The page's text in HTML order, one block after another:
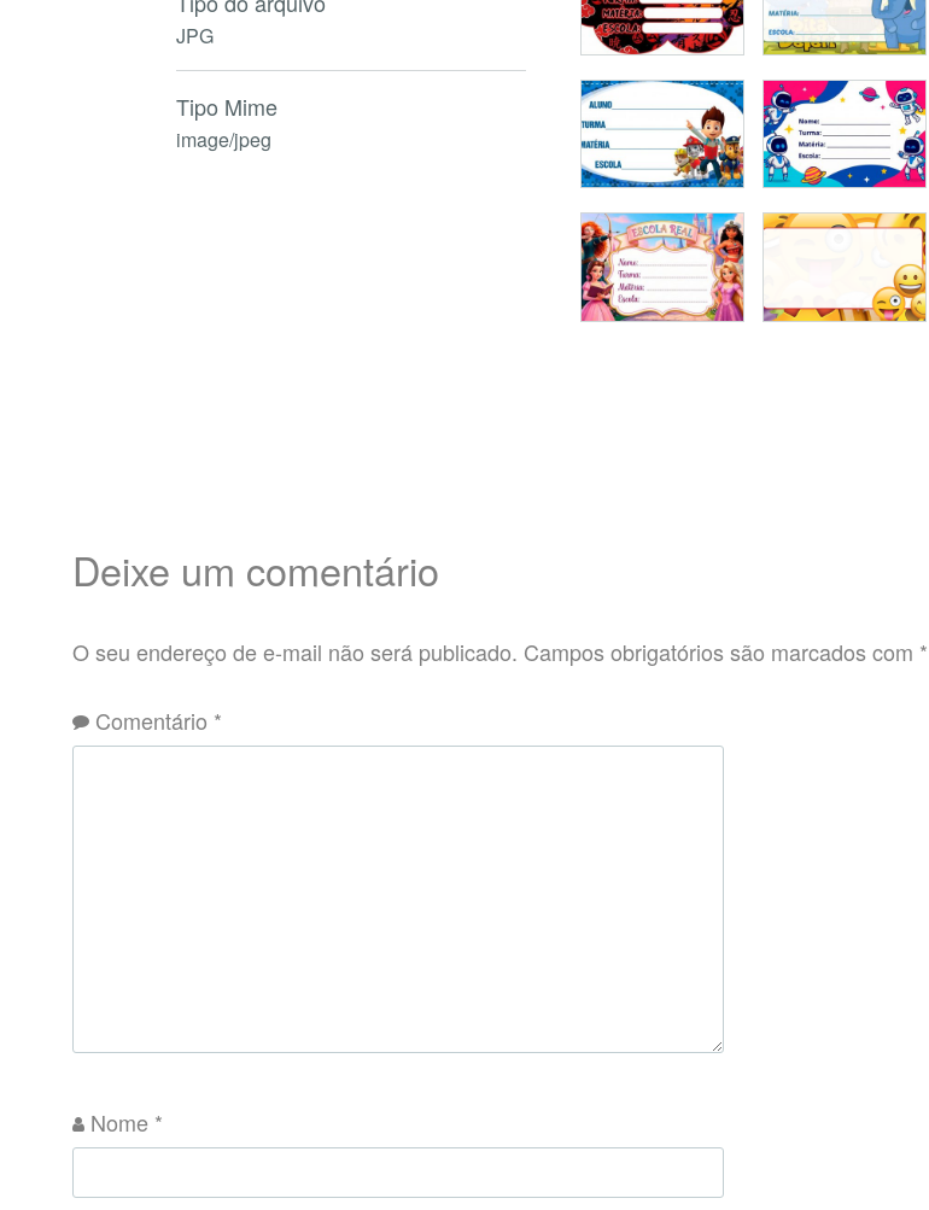
JPG
Tipo Mime
image/jpeg
Deixe um comentário
O seu endereço de e-mail não será publicado. Campos obrigatórios são marcados com *
Comentário *
Nome *